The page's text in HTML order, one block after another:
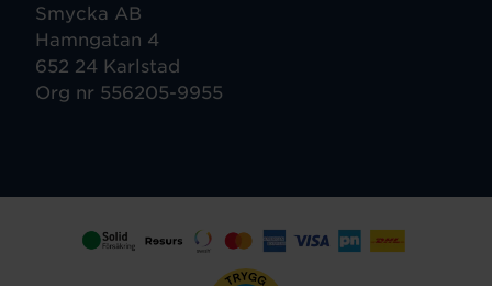
Smycka AB
Hamngatan 4
652 24 Karlstad
Org nr 556205-9955